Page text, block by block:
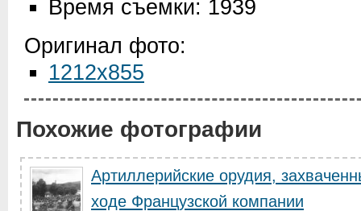
Время съемки: 1939
Оригинал фото:
1212x855
Похожие фотографии
Артиллерийские орудия,
ходе Французской компании